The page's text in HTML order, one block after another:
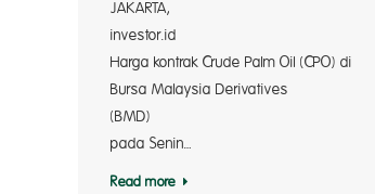
JAKARTA,
Harga kontrak Crude Palm Oil (CPO) di
Bursa Malaysia Derivatives
(BMD)
pada Senin…
Read more